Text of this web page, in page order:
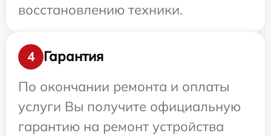
восстановлению техники.
4
Гарантия
По окончании ремонта и оплаты
услуги Вы получите официальную
гарантию на ремонт устройства